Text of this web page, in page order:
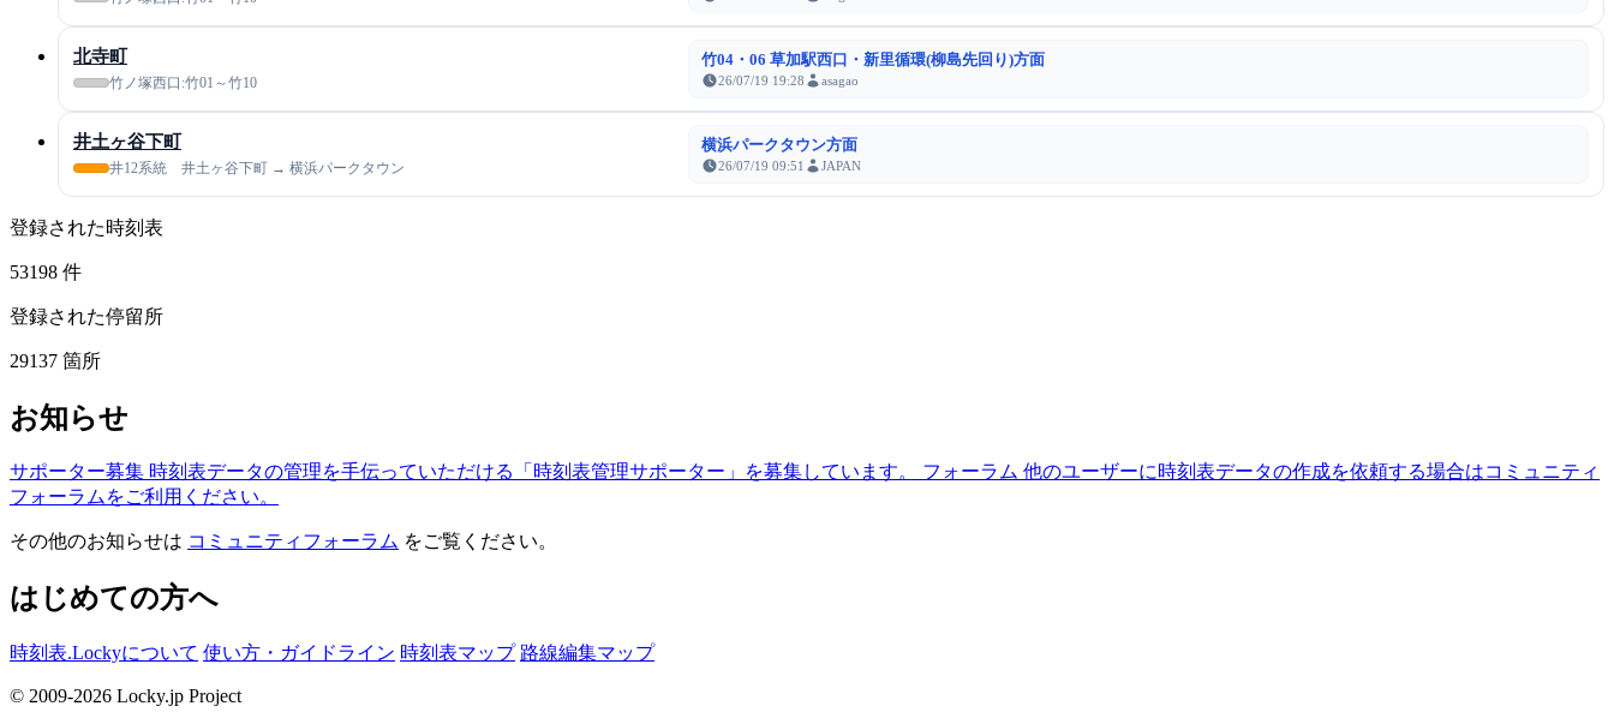
北寺町
竹ノ塚西口:竹01～竹10
竹04・06 草加駅西口・新里循環(柳島先回り)方面
26/07/19 19:28 asagao
井土ヶ谷下町
井12系統 井土ヶ谷下町 → 横浜パークタウン
横浜パークタウン方面
26/07/19 09:51 JAPAN
登録された時刻表
53198 件
登録された停留所
29137 箇所
お知らせ
サポーター募集 時刻表データの管理を手伝っていただける「時刻表管理サポーター」を募集しています。 フォーラム 他のユーザーに時刻表データの作成を依頼する場合はコミュニティ
フォーラムをご利用ください。
その他のお知らせは コミュニティフォーラム をご覧ください。
はじめての方へ
時刻表.Lockyについて 使い方・ガイドライン 時刻表マップ 路線編集マップ
© 2009-2026 Locky.jp Project